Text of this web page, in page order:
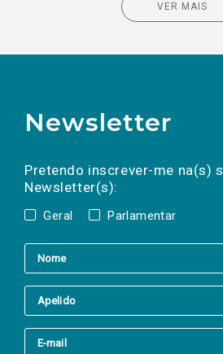
VER MAIS
Newsletter
Pretendo inscrever-me na(s)
Newsletter(s):
Geral Parlamentar
a(s) newsletter(s).
mail